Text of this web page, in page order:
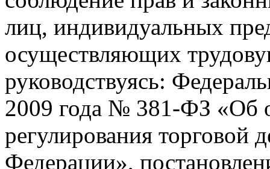
лиц, индивидуальных
осуществляющих
руководствуясь:
2009 года № 381-ФЗ «Об
регулирования торговой
Федерации»,